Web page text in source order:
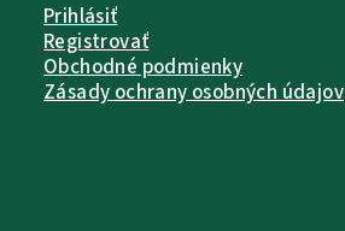
Prihlásiť
Registrovať
Obchodné podmienky
Zásady ochrany osobných údajov